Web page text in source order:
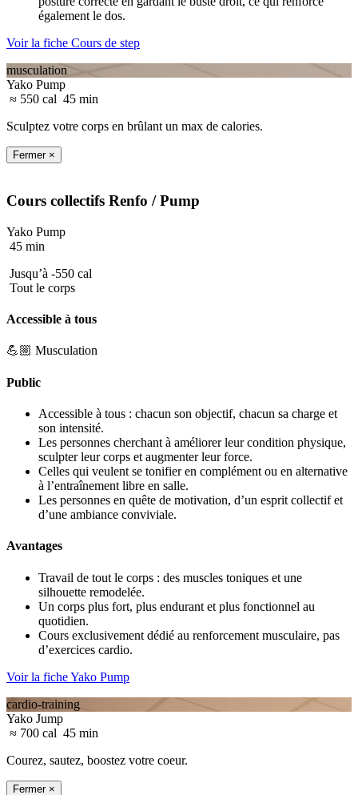
également le dos.
Voir la fiche Cours de step
musculation
Yako Pump
≈ 550 cal 45 min
Sculptez votre corps en brûlant un max de calories.
Fermer ×
Cours collectifs Renfo / Pump
Yako Pump
45 min
Jusqu’à -550 cal
Tout le corps
Accessible à tous
💪🏼 Musculation
Public
Accessible à tous : chacun son objectif, chacun sa charge et
son intensité.
Les personnes cherchant à améliorer leur condition physique,
sculpter leur corps et augmenter leur force.
Celles qui veulent se tonifier en complément ou en alternative
à l’entraînement libre en salle.
Les personnes en quête de motivation, d’un esprit collectif et
d’une ambiance conviviale.
Avantages
Travail de tout le corps : des muscles toniques et une
silhouette remodelée.
Un corps plus fort, plus endurant et plus fonctionnel au
quotidien.
Cours exclusivement dédié au renforcement musculaire, pas
d’exercices cardio.
Voir la fiche Yako Pump
cardio-training
Yako Jump
≈ 700 cal 45 min
Courez, sautez, boostez votre coeur.
Fermer ×